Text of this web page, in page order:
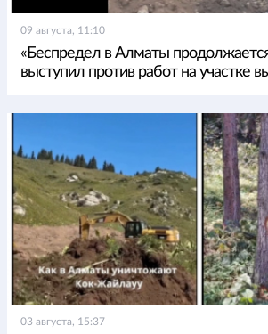
09 августа, 11:10
«Беспредел в Алматы
выступил против работ на участке
03 августа, 15:37